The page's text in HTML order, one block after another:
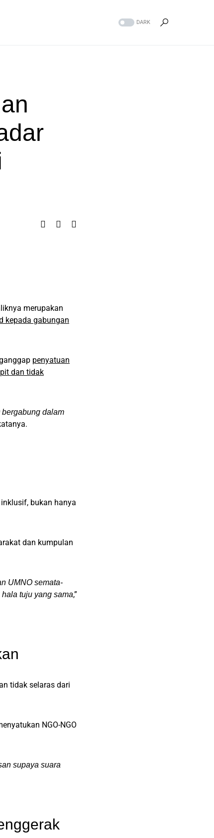
DARK
merupakan
kepada gabungan
penyatuan
dan tidak
dalam
bukan hanya
dan kumpulan
UMNO semata-
tuju yang sama,”
tidak selaras dari
NGO-NGO
supaya suara